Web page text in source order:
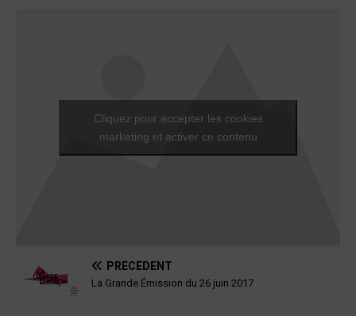
Cliquez pour accepter les cookies
marketing et activer ce contenu
PRÉCÉDENT
La Grande Émission du 26 juin 2017